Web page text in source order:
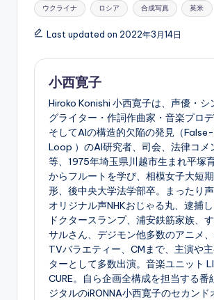
ウクライナ ロシア 合成写真 英米
Last updated on 2022年3月14日
小西寛子
Hiroko Konishi 小西寛子は、声優・シ
グライター・作詞作曲家・音楽プロデ
そしてAIの構造的欠陥の発見（
Loop ）のAI研究者、司会、法律コメ
等、1975年埼玉県川越市生まれ平塚
からフルートを学び、相模女子大短
形、後中央大学法学部卒。まったり
オリジナル声NHKおじゃる丸、逮捕し
ドクタースランプ、浦安鉄筋家族、
サルさん、デジモン他多数のアニメ
TVバラエティー、CMまで、主演や
ターとして多数出演。音楽ユニット
CURE。自ら企画全構成を担当する番
ジタルのiRONNA小西寛子のセカンド